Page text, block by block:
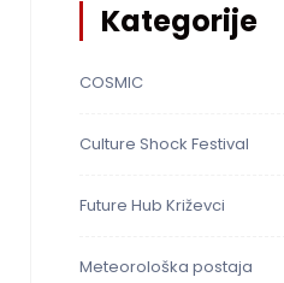
Kategorije
COSMIC
Culture Shock Festival
Future Hub Križevci
Meteorološka postaja